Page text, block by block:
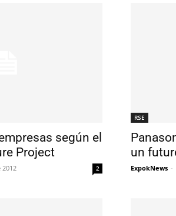
según el
Project
2012 2
RSE
un
ExpokNews -